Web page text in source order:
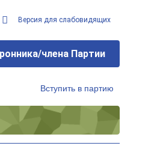
Версия для слабовидящих
члена Партии
Вступить в партию